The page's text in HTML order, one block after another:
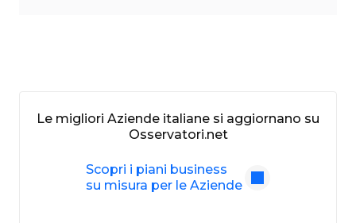
Le migliori Aziende italiane si aggiornano su
Osservatori.net
Scopri i piani business
su misura per le Aziende